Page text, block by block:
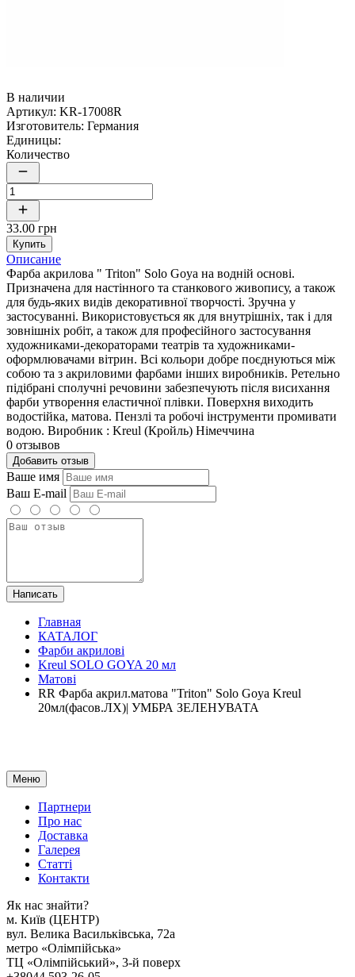
В наличии
Артикул: KR-17008R
Изготовитель: Германия
Единицы:
Количество
33.00 грн
Купить
Описание
Фарба акрилова " Triton" Solo Goya на водній основі.
Призначена для настінного та станкового живопису, а також
для будь-яких видів декоративної творчості. Зручна у
застосуванні. Використовується як для внутрішніх, так і для
зовнішніх робіт, а також для професійного застосування
художниками-декораторами театрів та художниками-
оформлювачами вітрин. Всі кольори добре поєднуються між
собою та з акриловими фарбами інших виробників. Ретельно
підібрані сполучні речовини забезпечують після висихання
фарби утворення еластичної плівки. Поверхня виходить
водостійка, матова. Пензлі та робочі інструменти промивати
водою. Виробник : Kreul (Кройль) Німеччина
0 отзывов
Добавить отзыв
Ваше имя
Ваш E-mail
Написать
Главная
КАТАЛОГ
Фарби акрилові
Kreul SOLO GOYA 20 мл
Матові
RR Фарба акрил.матова "Triton" Solo Goya Kreul
20мл(фасов.ЛХ)| УМБРА ЗЕЛЕНУВАТА
Меню
Партнери
Про нас
Доставка
Галерея
Статтi
Контакти
Як наc знайти?
м. Киïв (ЦЕНТР)
вул. Велика Васильківська, 72а
метро «Олімпійська»
ТЦ «Олімпійський», 3-й поверх